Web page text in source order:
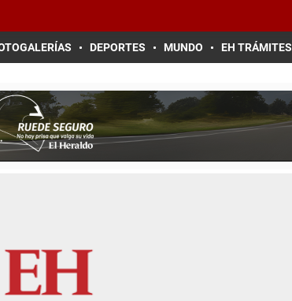
DEPORTES MUNDO EH TRÁMITES